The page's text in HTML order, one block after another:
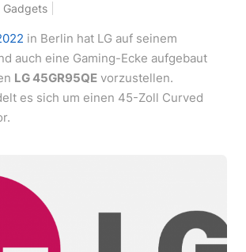
Gadgets
in Berlin hat LG auf seinem
auch eine Gaming-Ecke aufgebaut
LG 45GR95QEvorzustellen.
es sich um einen 45-Zoll Curved